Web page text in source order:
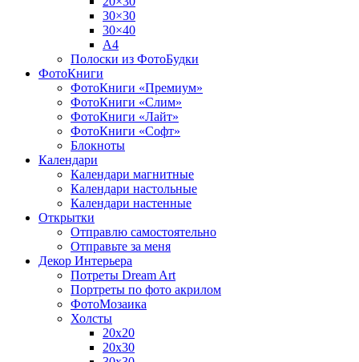
30×30
30×40
A4
Полоски из ФотоБудки
ФотоКниги
ФотоКниги «Премиум»
ФотоКниги «Слим»
ФотоКниги «Лайт»
ФотоКниги «Софт»
Блокноты
Календари
Календари магнитные
Календари настольные
Календари настенные
Открытки
Отправлю самостоятельно
Отправьте за меня
Декор Интерьера
Потреты Dream Art
Портреты по фото акрилом
ФотоМозаика
Холсты
20х20
20х30